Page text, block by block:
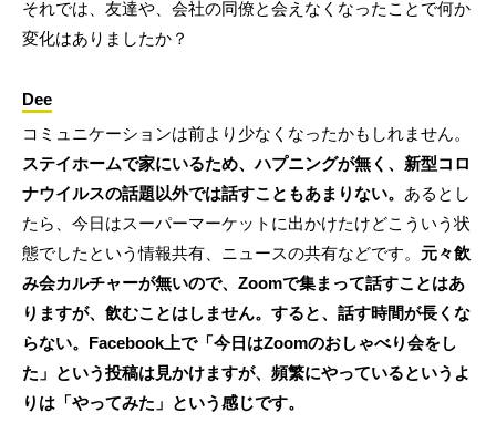
それでは、友達や、会社の同僚と会えなくなったことで何か
変化はありましたか？
Dee
コミュニケーションは前より少なくなったかもしれません。
ステイホームで家にいるため、ハプニングが無く、新型コロ
ナウイルスの話題以外では話すこともあまりない。 あるとし
たら、今日はスーパーマーケットに出かけたけどこういう状
態でしたという情報共有、ニュースの共有などです。 元々飲
み会カルチャーが無いので、Zoomで集まって話すことはあ
りますが、飲むことはしません。すると、話す時間が長くな
らない。Facebook上で「今日はZoomのおしゃべり会をし
た」という投稿は見かけますが、頻繁にやっているというよ
りは「やってみた」という感じです。